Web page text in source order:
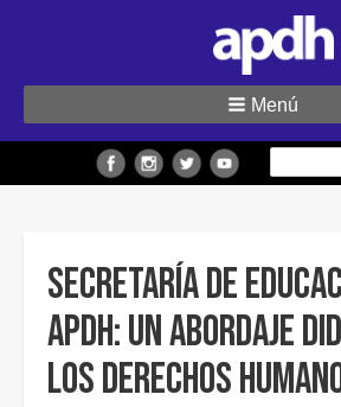
sitio
Menú
Secretaría de
APDH: Un abordaje
los Derechos